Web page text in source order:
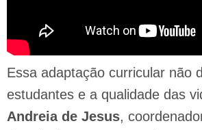
Essa adaptação curricular não
estudantes e a qualidade das
Andreia de Jesus,